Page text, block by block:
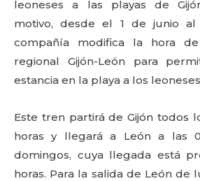
leoneses a las playas de
motivo, desde el 1 de junio
compañía modifica la hora
regional Gijón-León para
estancia en la playa a los
Este tren partirá de Gijón todos
horas y llegará a León a las
domingos, cuya llegada está
horas. Para la salida de León de